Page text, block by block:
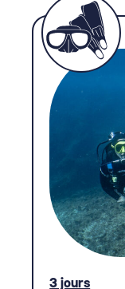
3 jours